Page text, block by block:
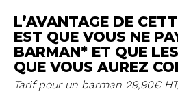
L’AVANTAGE DE
EST QUE VOUS NE
BARMAN* ET QUE
QUE VOUS AUREZ
Tarif pour un barman 29,90€